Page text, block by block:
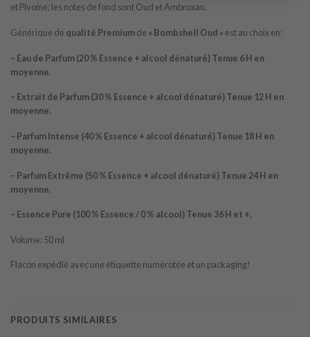
et Pivoine; les notes de fond sont Oud et Ambroxan.
Générique de qualité Premiumde « Bombshell Oud » est au choix en:
– Eau de Parfum (20 % Essence + alcool dénaturé) Tenue 6 H en
moyenne.
– Extrait de Parfum (30 % Essence + alcool dénaturé) Tenue 12 H en
moyenne.
– Parfum Intense (40 % Essence + alcool dénaturé) Tenue 18 H en
moyenne.
– Parfum Extrême (50 % Essence + alcool dénaturé) Tenue 24 H en
moyenne.
– Essence Pure (100 % Essence / 0 % alcool) Tenue 36 H et +.
Volume: 50 ml
Flacon expédié avec une étiquette numérotée et un packaging!
PRODUITS SIMILAIRES